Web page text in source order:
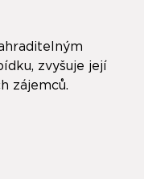
zvyšuje její
zájemců.